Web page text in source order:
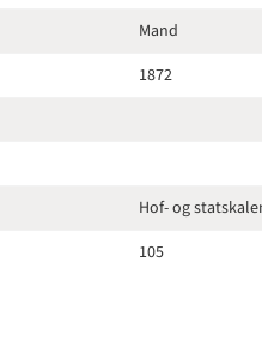
Mand
1872
Hof- og
105